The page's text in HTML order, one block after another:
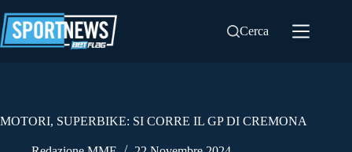
al
contenuto
Cerca
MOTORI, SUPERBIKE: SI CORRE IL GP DI CREMONA